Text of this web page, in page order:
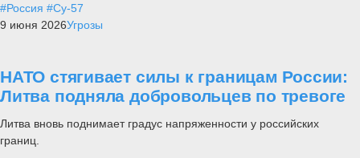
#Россия #Су-57
9 июня 2026Угрозы
НАТО стягивает силы к границам России:
Литва подняла добровольцев по тревоге
Литва вновь поднимает градус напряженности у российских
границ.